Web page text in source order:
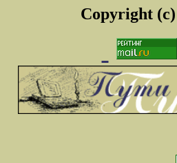
Copyright